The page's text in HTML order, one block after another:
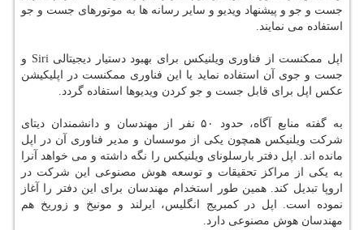
جست و جو و پیشنهاد ویدیو و سایر رسانه ها به موتورهای جست و جو
استفاده می نمایند.
اپل ممکنست از فناوری ویلنیکس برای بهبود دستیار دیجیتالی Siri و
جست و جوی آن استفاده نماید یا این فناوری ممکنست در اپلیکیشن
عکس اپل برای قابل جست و جو کردن ویدیوها استفاده گردد.
به گفته منابع آگاه، حدود ۵۰ نفر از مهندسان و دانشمندان دیتای
شرکت ویلنیکس همچون یکی از موسسان و مدیر فناوری آن در اپل
مانده اند. اپل دفتر بارسلونای ویلنیکس را نگه داشته و می خواهد آنرا
به یکی از مراکز تحقیقات و توسعه هوش مصنوعی این شرکت در
اروپا تبدیل کند. همین طور استخدام مهندسان برای این دفتر را آغاز
نموده است. اپل در کمبریج انگلیس، ایرلند و مونیخ و زوریخ هم
مهندسان هوش مصنوعی دارد.